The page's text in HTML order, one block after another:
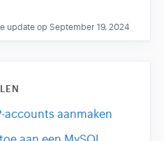
update op September 19, 2024
accounts aanmaken